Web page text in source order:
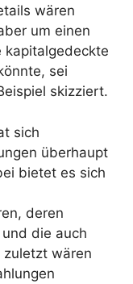
wären
um einen
kapitalgedeckte
sei
skizziert.
sich
überhaupt
bietet es sich
deren
die auch
zuletzt wären